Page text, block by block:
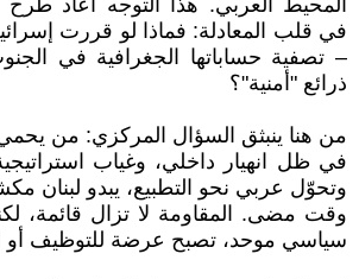
المحيط العربي. هذا التوجه أعاد طرح
في قلب المعادلة: فماذا لو قررت
– تصفية حساباتها الجغرافية في
ذرائع "أمنية"؟
من هنا ينبثق السؤال المركزي: من يحمي
في ظل انهيار داخلي، وغياب
وتحوّل عربي نحو التطبيع، يبدو لبنان
وقت مضى. المقاومة لا تزال قائمة،
سياسي موحد، تصبح عرضة للتوظيف أو